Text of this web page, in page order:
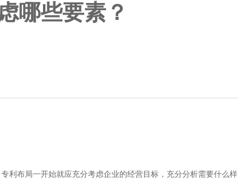
哪些要素？
利布局一开始就应充分考虑企业的经营目标，充分分析需要什么样